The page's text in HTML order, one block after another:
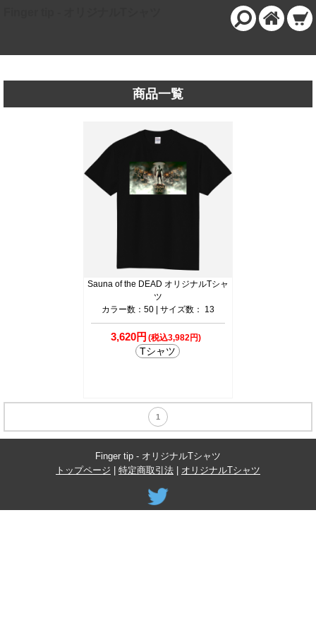
商品一覧
Sauna of the DEAD オリジナルTシャ
ツ
カラー数：50 | サイズ数： 13
3,620円 (税込3,982円)
Tシャツ
1
Finger tip - オリジナルTシャツ
トップページ
特定商取引法 オリジナルTシャツ